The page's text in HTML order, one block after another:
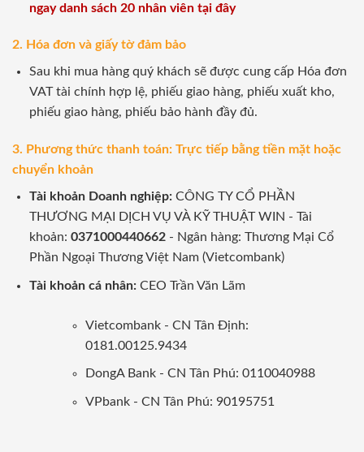
ngay danh sách 20 nhân viên tại đây
2. Hóa đơn và giấy tờ đảm bảo
Sau khi mua hàng quý khách sẽ được cung cấp Hóa đơn
VAT tài chính hợp lệ, phiếu giao hàng, phiếu xuất kho,
phiếu giao hàng, phiếu bảo hành đầy đủ.
3. Phương thức thanh toán: Trực tiếp bằng tiền mặt hoặc
chuyển khoản
Tài khoản Doanh nghiệp:CÔNG TY CỔ PHẦN
THƯƠNG MẠI DỊCH VỤ VÀ KỸ THUẬT WIN - Tài
khoản: 0371000440662- Ngân hàng: Thương Mại Cổ
Phần Ngoại Thương Việt Nam (Vietcombank)
Tài khoản cá nhân: CEO Trần Văn Lãm
Vietcombank - CN Tân Định:
0181.00125.9434
DongA Bank - CN Tân Phú: 0110040988
VPbank - CN Tân Phú: 90195751